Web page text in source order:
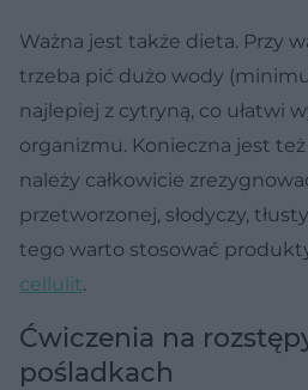
Ważna jest także dieta. Przy
trzeba pić dużo wody
najlepiej z cytryną, co ułatwi
organizmu. Konieczna jest też
należy całkowicie
przetworzonej, słodyczy,
tego warto stosować
cellulit.
Ćwiczenia na
pośladkach